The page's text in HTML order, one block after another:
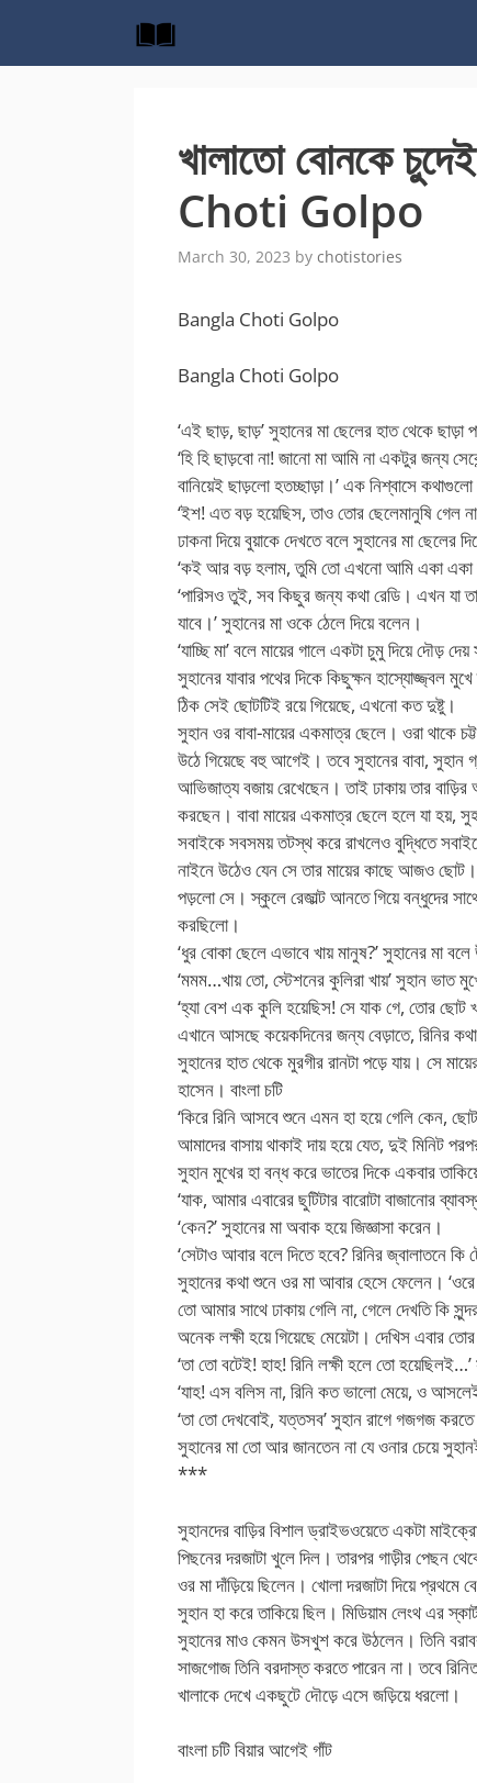
content
খালাতো বোনকে
Choti Golpo
March 30, 2023 by chotistories
Bangla Choti Golpo
Bangla Choti Golpo
‘এই ছাড়, ছাড়’ সুহানের মা ছেলের হাত থেকে ছাড়া
‘হি হি ছাড়বো না! জানো মা আমি না একটুর জন্য
বানিয়েই ছাড়লো হতচ্ছাড়া।’ এক নিশ্বাসে
‘ইশ! এত বড় হয়েছিস, তাও তোর ছেলেমানুষি গেল
ঢাকনা দিয়ে বুয়াকে দেখতে বলে সুহানের মা ছেলের
‘কই আর বড় হলাম, তুমি তো এখনো আমি একা একা
‘পারিসও তুই, সব কিছুর জন্য কথা রেডি। এখন যা
যাবে।’ সুহানের মা ওকে ঠেলে দিয়ে বলেন।
‘যাচ্ছি মা’ বলে মায়ের গালে একটা চুমু দিয়ে দৌড়
সুহানের যাবার পথের দিকে কিছুক্ষন হাস্যোজ্জ্বল
ঠিক সেই ছোটটিই রয়ে গিয়েছে, এখনো কত দুষ্টু।
সুহান ওর বাবা-মায়ের একমাত্র ছেলে। ওরা থাকে
উঠে গিয়েছে বহু আগেই। তবে সুহানের বাবা,
আভিজাত্য বজায় রেখেছেন। তাই ঢাকায় তার বাড়ির
করছেন। বাবা মায়ের একমাত্র ছেলে হলে যা হয়,
সবাইকে সবসময় তটস্থ করে রাখলেও বুদ্ধিতে
নাইনে উঠেও যেন সে তার মায়ের কাছে আজও ছোট।
পড়লো সে। স্কুলে রেজাল্ট আনতে গিয়ে বন্ধুদের
করছিলো।
‘ধুর বোকা ছেলে এভাবে খায় মানুষ?’ সুহানের মা
‘মমম…খায় তো, স্টেশনের কুলিরা খায়’ সুহান ভাত
‘হ্যা বেশ এক কুলি হয়েছিস! সে যাক গে, তোর ছোট
এখানে আসছে কয়েকদিনের জন্য বেড়াতে, রিনির
সুহানের হাত থেকে মুরগীর রানটা পড়ে যায়। সে
হাসেন। বাংলা চটি
‘কিরে রিনি আসবে শুনে এমন হা হয়ে গেলি কেন,
আমাদের বাসায় থাকাই দায় হয়ে যেত, দুই মিনিট
সুহান মুখের হা বন্ধ করে ভাতের দিকে একবার
‘যাক, আমার এবারের ছুটিটার বারোটা বাজানোর
‘কেন?’ সুহানের মা অবাক হয়ে জিজ্ঞাসা করেন।
‘সেটাও আবার বলে দিতে হবে? রিনির জ্বালাতনে কি
সুহানের কথা শুনে ওর মা আবার হেসে ফেলেন।
তো আমার সাথে ঢাকায় গেলি না, গেলে দেখতি কি
অনেক লক্ষী হয়ে গিয়েছে মেয়েটা। দেখিস এবার তোর
‘তা তো বটেই! হাহ! রিনি লক্ষী হলে তো
‘যাহ! এস বলিস না, রিনি কত ভালো মেয়ে, ও
‘তা তো দেখবোই, যত্তসব’ সুহান রাগে গজগজ
সুহানের মা তো আর জানতেন না যে ওনার চেয়ে
***
সুহানদের বাড়ির বিশাল ড্রাইভওয়েতে একটা
পিছনের দরজাটা খুলে দিল। তারপর গাড়ীর পেছন
ওর মা দাঁড়িয়ে ছিলেন। খোলা দরজাটা দিয়ে
সুহান হা করে তাকিয়ে ছিল। মিডিয়াম লেংথ এর
সুহানের মাও কেমন উসখুশ করে উঠলেন। তিনি
সাজগোজ তিনি বরদাস্ত করতে পারেন না। তবে
খালাকে দেখে একছুটে দৌড়ে এসে জড়িয়ে ধরলো।
বাংলা চটি বিয়ার আগেই গাঁট